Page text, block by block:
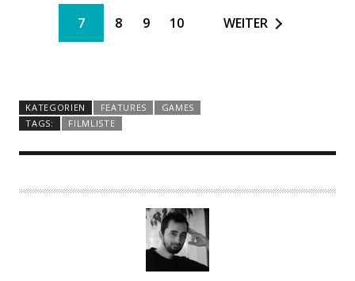
7
8 9 10 WEITER
KATEGORIEN FEATURES
GAMES
TAGS:
FILMLISTE